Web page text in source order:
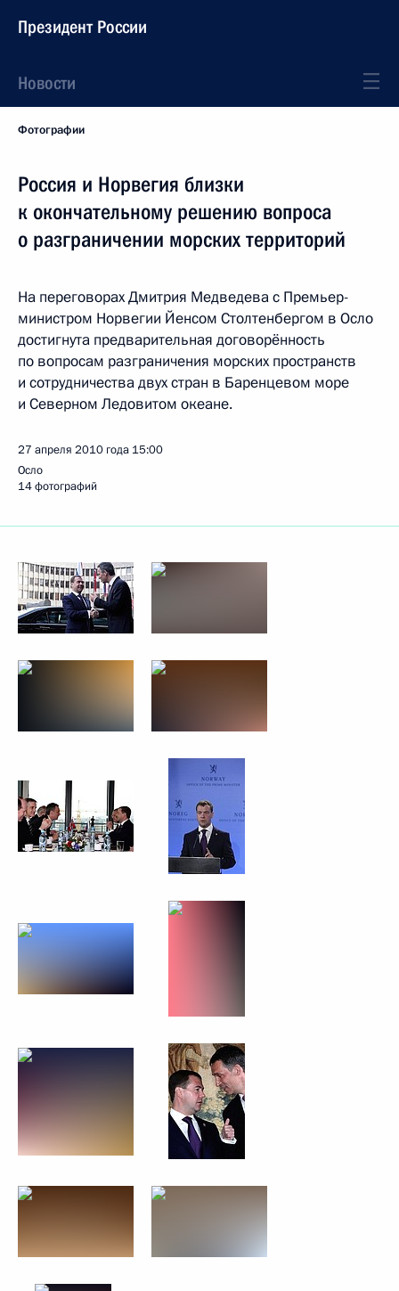
Президент России
Новости
Фотографии
Россия и Норвегия близки
к окончательному решению вопроса
о разграничении морских территорий
На переговорах Дмитрия Медведева с Премьер-
министром Норвегии Йенсом Столтенбергом в Осло
достигнута предварительная договорённость
по вопросам разграничения морских пространств
и сотрудничества двух стран в Баренцевом море
и Северном Ледовитом океане.
27 апреля 2010 года 15:00
Осло
14 фотографий